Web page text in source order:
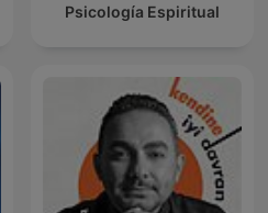
Psicología Espiritual